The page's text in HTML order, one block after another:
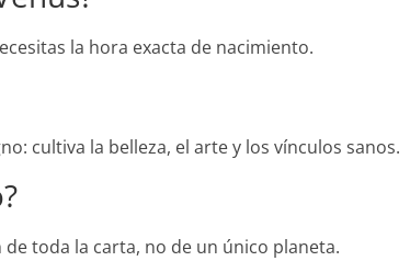
la hora exacta de nacimiento.
cultiva la belleza, el arte y los vínculos sanos.
toda la carta, no de un único planeta.